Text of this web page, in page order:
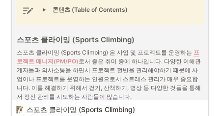
B2B 커뮤니티와 B2C 커뮤니티
프로젝트 매니저의 취미 요리 (출처 : Unsplash)
프로젝트 매니저 (PM/PO) 로서 요리는 좋은 취미 중에 하나입니다. 프로
젝트 매니저들의 특성상 디지털 노마드 와 같이 다양한 나라와 지역 등에
서 업무를 하는 경우가 많고 그에 따라 그 나라와 지역의 음식을 접하게
되는 경우가 많습니다. 음식은 그 나라와 지역의 문화를 이해하고 새로운
사람들과 네트워킹 및 아이스 브레이킹을 할때에 쓰일 수 있는 좋은 매개
기도 합니다.
콘텐츠 (Table of Contents)
스포츠 클라이밍 (Sports Climbing)
스포츠 클라이밍 (Sports Climbing) 은 사업 및 프로젝트를 운영하는 프
로젝트 매니저(PM/PO) 로서 좋은 취미 중에 하나입니다. 다양한 이해관
계자들과 의사소통을 하면서 프로젝트 전반을 관리해야하기 때문에 사
업이나 프로젝트를 운영하는 인원으로서 스트레스 관리가 매우 중요합
니다. 이를 해결하기 위해서 걷기, 산책하기, 명상 등 다양한 것들을 통해
서 정신 관리를 시도하는 사람들이 많습니다.
스포츠 클라이밍 (Sports Climbing)